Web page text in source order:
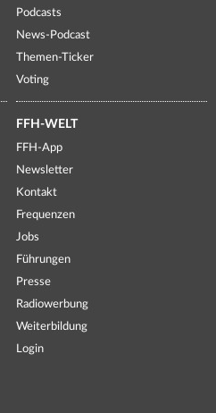
Podcasts
News-Podcast
Themen-Ticker
Voting
FFH-WELT
FFH-App
Newsletter
Kontakt
Frequenzen
Jobs
Führungen
Presse
Radiowerbung
Weiterbildung
Login